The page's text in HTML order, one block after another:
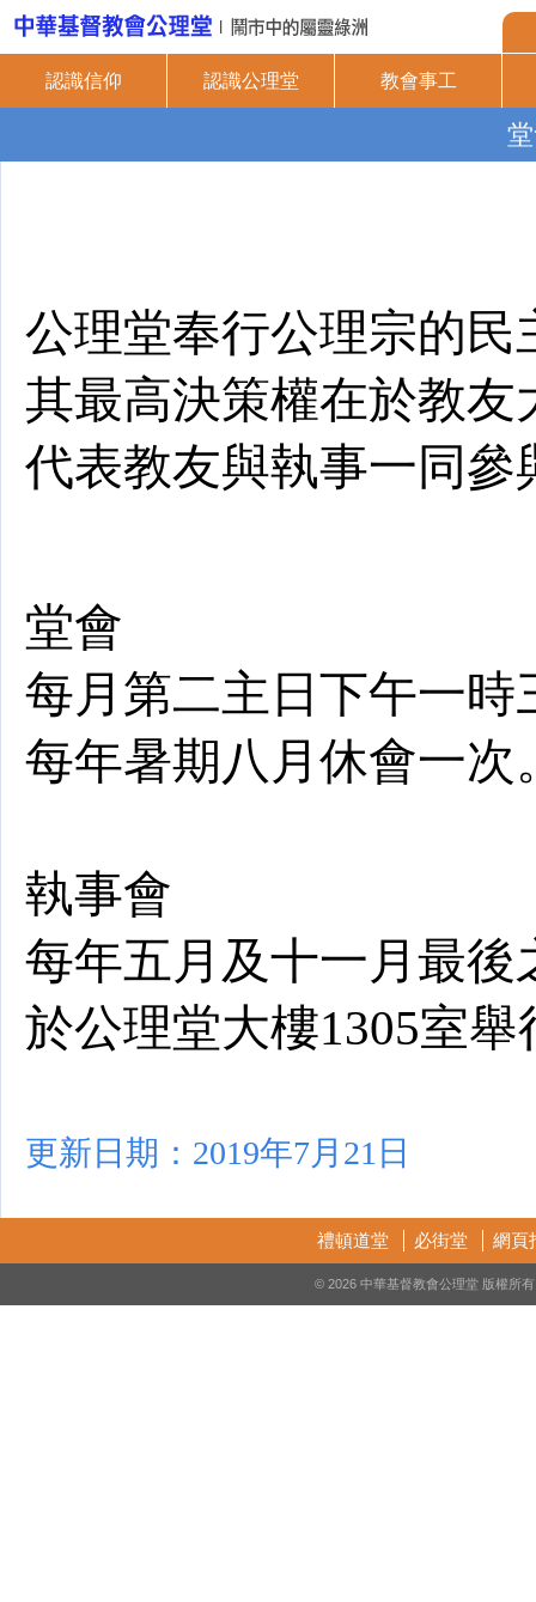
認識信仰 認識公理堂 教會事工
公理堂奉行公理宗的
其最高決策權在於教
代表教友與執事一同
堂會
每月第二主日下午一時
每年暑期八月休會一次
執事會
每年五月及十一月最後
於公理堂大樓1305室舉
更新日期：2019年7月21日
禮頓道堂 必街堂 網頁
© 2026 中華基督教會公理堂 版權所